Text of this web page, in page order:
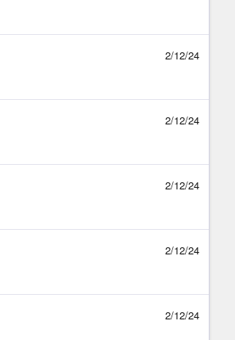
2/12/24
2/12/24
2/12/24
2/12/24
2/12/24